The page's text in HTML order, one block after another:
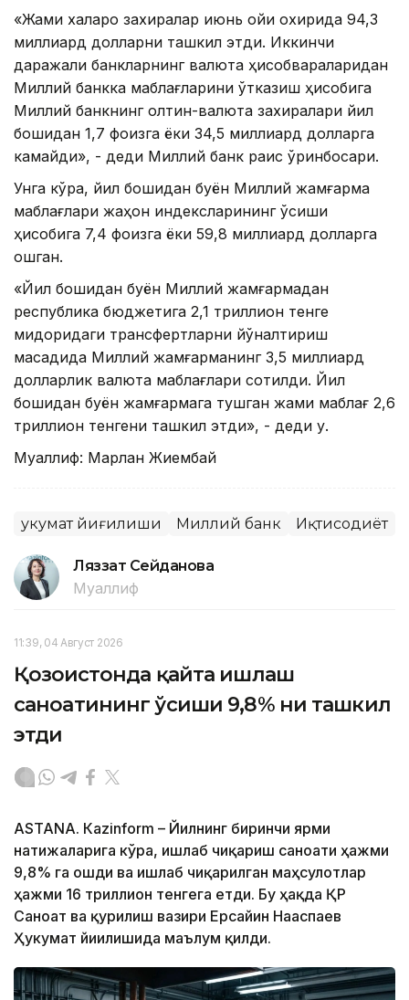
«Жами халқаро захиралар июнь ойи охирида 94,3
миллиард долларни ташкил этди. Иккинчи
даражали банкларнинг валюта ҳисобварақларидан
Миллий банкка маблағларини ўтказиш ҳисобига
Миллий банкнинг олтин-валюта захиралари йил
бошидан 1,7 фоизга ёки 34,5 миллиард долларга
камайди», - деди Миллий банк раис ўринбосари.
Унга кўра, йил бошидан буён Миллий жамғарма
маблағлари жаҳон индексларининг ўсиши
ҳисобига 7,4 фоизга ёки 59,8 миллиард долларга
ошган.
«Йил бошидан буён Миллий жамғармадан
республика бюджетига 2,1 триллион тенге
миқдоридаги трансфертларни йўналтириш
мақсадида Миллий жамғарманинг 3,5 миллиард
долларлик валюта маблағлари сотилди. Йил
бошидан буён жамғармага тушган жами маблағ 2,6
триллион тенгени ташкил этди», - деди у.
Муаллиф: Марлан Жиембай
Ҳукумат йиғилиши Миллий банк Иқтисодиёт
Ляззат Сейданова
Муаллиф
11:39, 04 Август 2026
Қозоғистонда қайта ишлаш
саноатининг ўсиши 9,8% ни ташкил
этди
ASTANА. Кazinform – Йилнинг биринчи ярми
натижаларига кўра, ишлаб чиқариш саноати ҳажми
9,8% га ошди ва ишлаб чиқарилган маҳсулотлар
ҳажми 16 триллион тенгега етди. Бу ҳақда ҚР
Саноат ва қурилиш вазири Ерсайин Нағаспаев
Ҳукумат йиғилишида маълум қилди.